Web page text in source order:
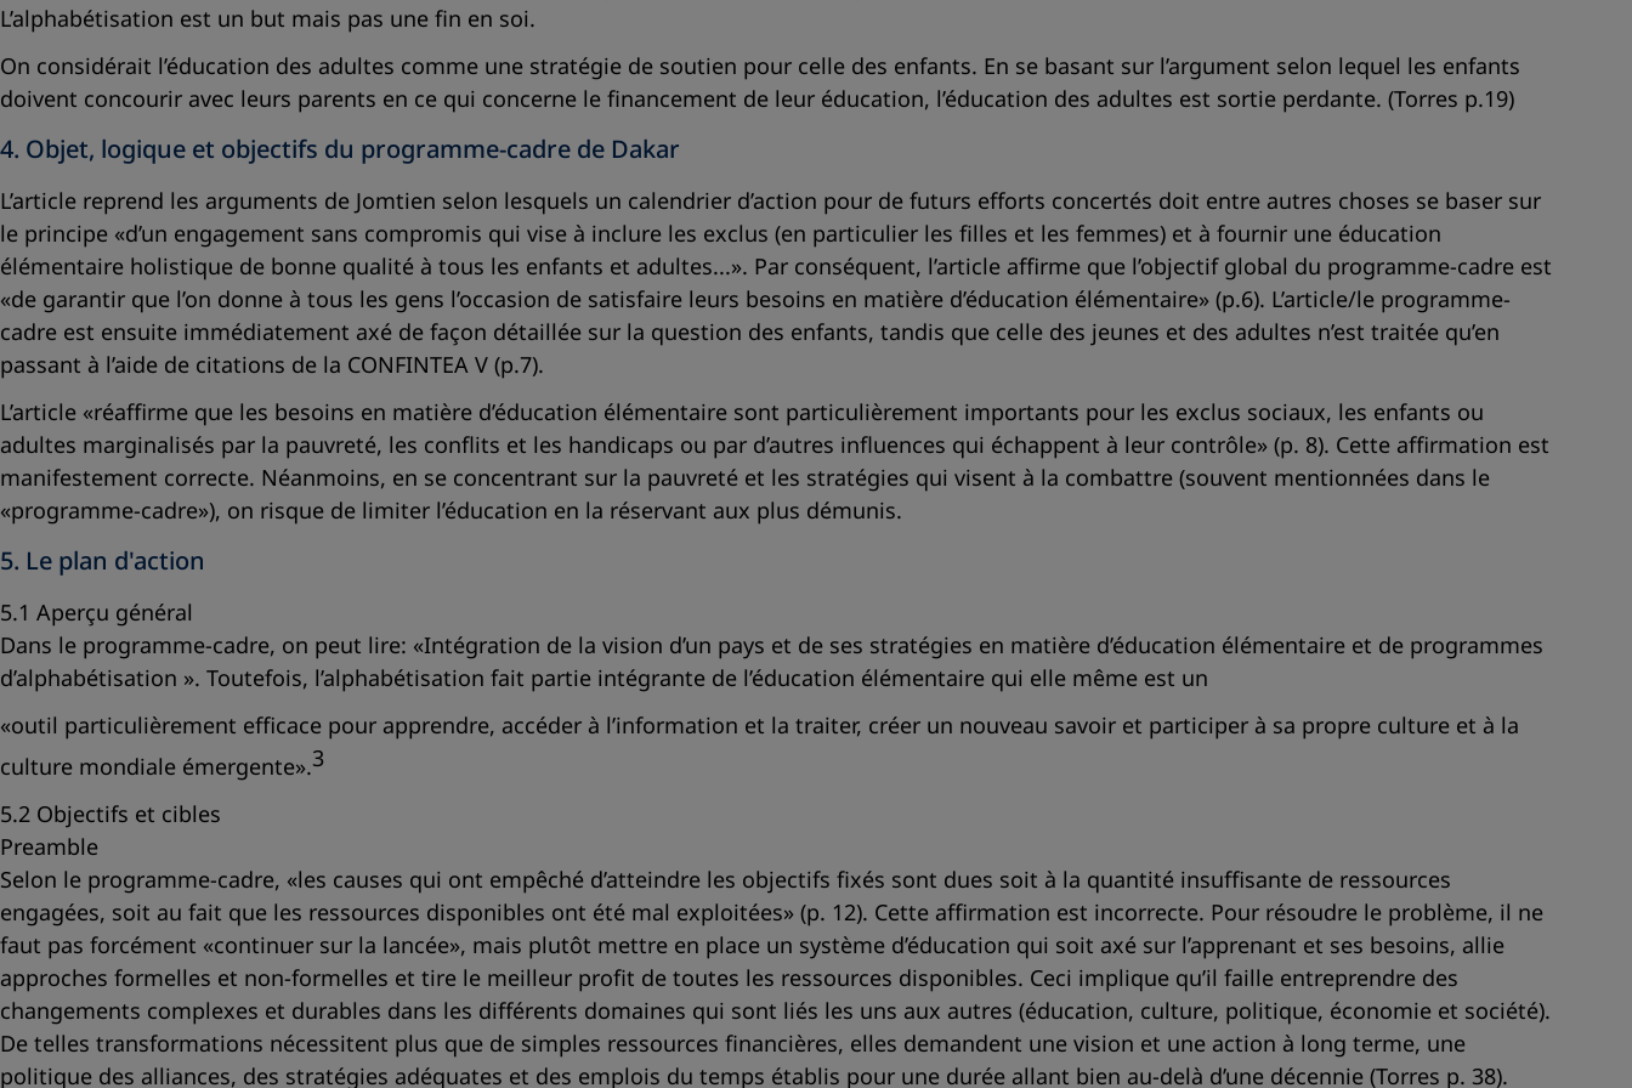
L’alphabétisation est un but mais pas une fin en soi.
On considérait l’éducation des adultes comme une stratégie de soutien pour celle des enfants. En se basant sur l’argument selon lequel les enfants
doivent concourir avec leurs parents en ce qui concerne le financement de leur éducation, l’éducation des adultes est sortie perdante. (Torres p.19)
4. Objet, logique et objectifs du programme-cadre de Dakar
L’article reprend les arguments de Jomtien selon lesquels un calendrier d’action pour de futurs efforts concertés doit entre autres choses se baser sur
le principe «d’un engagement sans compromis qui vise à inclure les exclus (en particulier les filles et les femmes) et à fournir une éducation
élémentaire holistique de bonne qualité à tous les enfants et adultes...». Par conséquent, l’article affirme que l’objectif global du programme-cadre est
«de garantir que l’on donne à tous les gens l’occasion de satisfaire leurs besoins en matière d’éducation élémentaire» (p.6). L’article/le programme-
cadre est ensuite immédiatement axé de façon détaillée sur la question des enfants, tandis que celle des jeunes et des adultes n’est traitée qu’en
passant à l’aide de citations de la CONFINTEA V (p.7).
L’article «réaffirme que les besoins en matière d’éducation élémentaire sont particulièrement importants pour les exclus sociaux, les enfants ou
adultes marginalisés par la pauvreté, les conflits et les handicaps ou par d’autres influences qui échappent à leur contrôle» (p. 8). Cette affirmation est
manifestement correcte. Néanmoins, en se concentrant sur la pauvreté et les stratégies qui visent à la combattre (souvent mentionnées dans le
«programme-cadre»), on risque de limiter l’éducation en la réservant aux plus démunis.
5. Le plan d'action
5.1 Aperçu général
Dans le programme-cadre, on peut lire: «Intégration de la vision d’un pays et de ses stratégies en matière d’éducation élémentaire et de programmes
d’alphabétisation ». Toutefois, l’alphabétisation fait partie intégrante de l’éducation élémentaire qui elle même est un
«outil particulièrement efficace pour apprendre, accéder à l’information et la traiter, créer un nouveau savoir et participer à sa propre culture et à la
culture mondiale émergente».3
5.2 Objectifs et cibles
Preamble
Selon le programme-cadre, «les causes qui ont empêché d’atteindre les objectifs fixés sont dues soit à la quantité insuffisante de ressources
engagées, soit au fait que les ressources disponibles ont été mal exploitées» (p. 12). Cette affirmation est incorrecte. Pour résoudre le problème, il ne
faut pas forcément «continuer sur la lancée», mais plutôt mettre en place un système d’éducation qui soit axé sur l’apprenant et ses besoins, allie
approches formelles et non-formelles et tire le meilleur profit de toutes les ressources disponibles. Ceci implique qu’il faille entreprendre des
changements complexes et durables dans les différents domaines qui sont liés les uns aux autres (éducation, culture, politique, économie et société).
De telles transformations nécessitent plus que de simples ressources financières, elles demandent une vision et une action à long terme, une
politique des alliances, des stratégies adéquates et des emplois du temps établis pour une durée allant bien au-delà d’une décennie (Torres p. 38).